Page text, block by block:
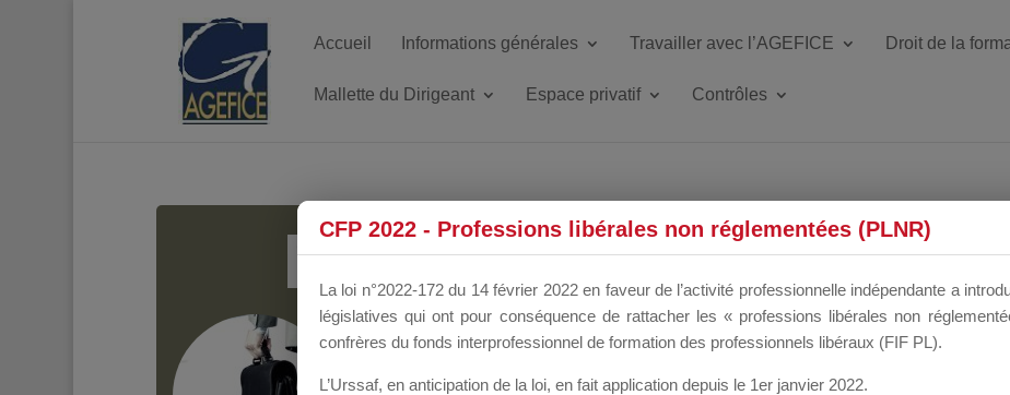
Accueil Informations générales Travailler avec l’AGEFICE Droit de la
Mallette du Dirigeant Espace privatif Contrôles
MALLETTE DU
Groupe Public il y a un mois
CFP 2022 - Professions libérales non réglementées (PLNR)
La loi n°2022-172 du 14 février 2022 en faveur de l’activité professionnelle indépendante a
législatives qui ont pour conséquence de rattacher les « professions libérales non
confrères du fonds interprofessionnel de formation des professionnels libéraux (FIF PL).
L’Urssaf, en anticipation de la loi, en fait application depuis le 1er janvier 2022.